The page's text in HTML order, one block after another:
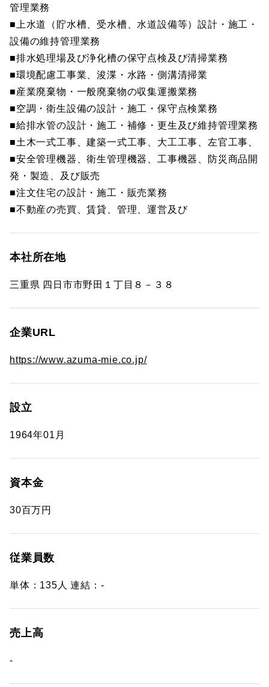
管理業務
■上水道（貯水槽、受水槽、水道設備等）設計・施工・
設備の維持管理業務
■排水処理場及び浄化槽の保守点検及び清掃業務
■環境配慮工事業、浚渫・水路・側溝清掃業
■産業廃棄物・一般廃棄物の収集運搬業務
■空調・衛生設備の設計・施工・保守点検業務
■給排水管の設計・施工・補修・更生及び維持管理業務
■土木一式工事、建築一式工事、大工工事、左官工事、
■安全管理機器、衛生管理機器、工事機器、防災商品開
発・製造、及び販売
■注文住宅の設計・施工・販売業務
■不動産の売買、賃貸、管理、運営及び
本社所在地
三重県 四日市市野田１丁目８－３８
企業URL
https://www.azuma-mie.co.jp/
設立
1964年01月
資本金
30百万円
従業員数
単体：135人 連結：-
売上高
-